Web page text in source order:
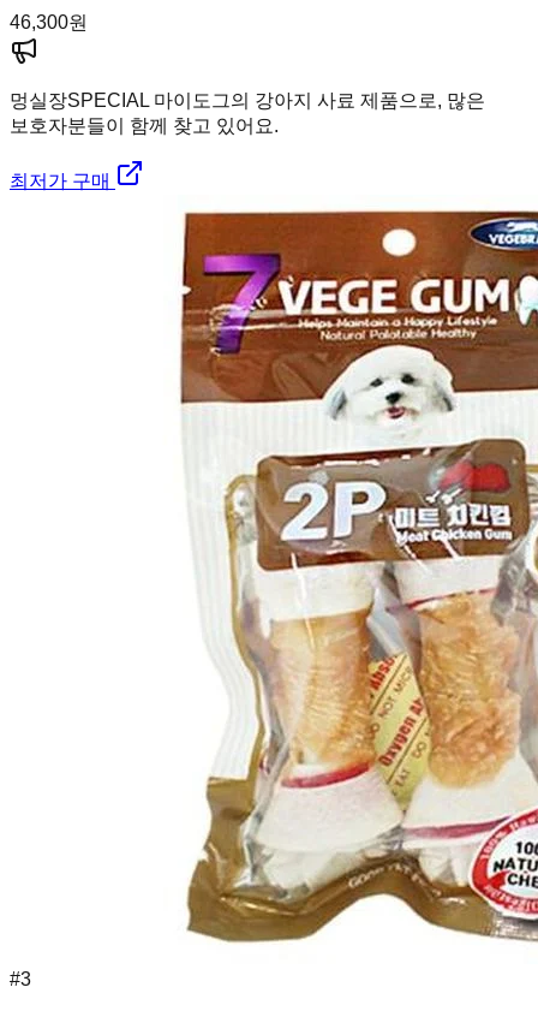
46,300원
멍실장SPECIAL 마이도그의 강아지 사료 제품으로, 많은
보호자분들이 함께 찾고 있어요.
최저가 구매
#3